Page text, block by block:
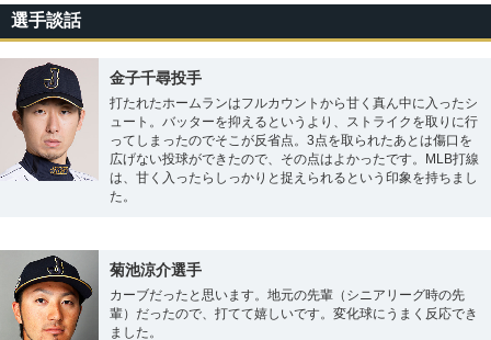
選手談話
金子千尋投手
打たれたホームランはフルカウントから甘く真ん中に入ったシ
ュート。バッターを抑えるというより、ストライクを取りに行
ってしまったのでそこが反省点。3点を取られたあとは傷口を
広げない投球ができたので、その点はよかったです。MLB打線
は、甘く入ったらしっかりと捉えられるという印象を持ちまし
た。
菊池涼介選手
カーブだったと思います。地元の先輩（シニアリーグ時の先
輩）だったので、打てて嬉しいです。変化球にうまく反応でき
ました。